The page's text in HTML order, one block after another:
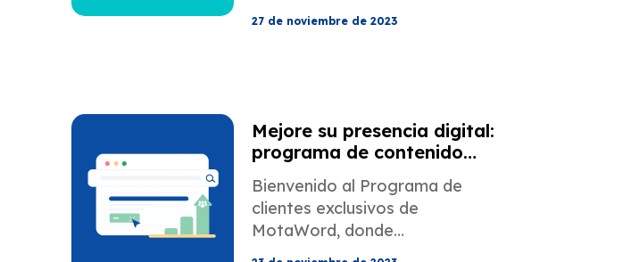
27 de noviembre de 2023
Mejore su presencia digital:
programa de contenido
exclusivo
Bienvenido al Programa de
clientes exclusivos de
MotaWord, donde
personalizamos el contenido